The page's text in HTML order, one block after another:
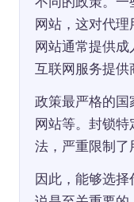
网站，这对代
网站通常提供
互联网服务提供
政策最严格的国
网站等。封锁
法，严重限制了
因此，能够选择